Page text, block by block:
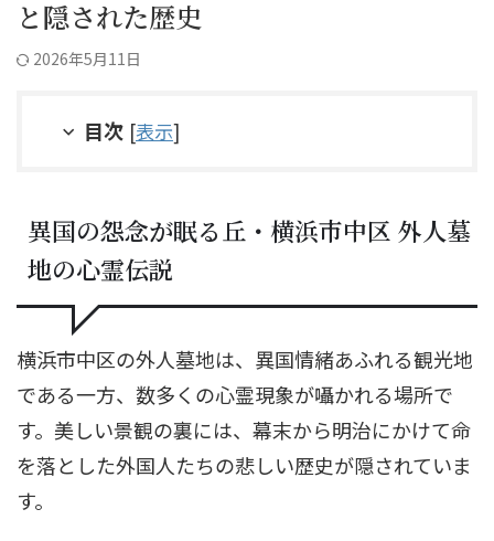
と隠された歴史
2026年5月11日
目次 [表示]
異国の怨念が眠る丘・横浜市中区 外人墓
地の心霊伝説
横浜市中区の外人墓地は、異国情緒あふれる観光地
である一方、数多くの心霊現象が囁かれる場所で
す。美しい景観の裏には、幕末から明治にかけて命
を落とした外国人たちの悲しい歴史が隠されていま
す。